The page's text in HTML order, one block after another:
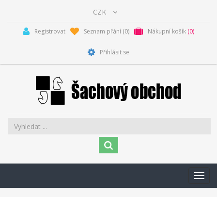
Registrovat Seznam přání (0) Nákupní košík (0)
Přihlásit se